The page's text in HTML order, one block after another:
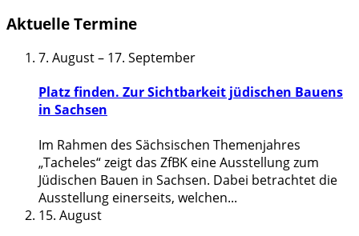
Aktuelle Termine
7. August– 17. September
Platz finden. Zur Sichtbarkeit jüdischen Bauens
in Sachsen
Im Rahmen des Sächsischen Themenjahres
„Tacheles“ zeigt das ZfBK eine Ausstellung zum
Jüdischen Bauen in Sachsen. Dabei betrachtet die
Ausstellung einerseits, welchen...
15. August